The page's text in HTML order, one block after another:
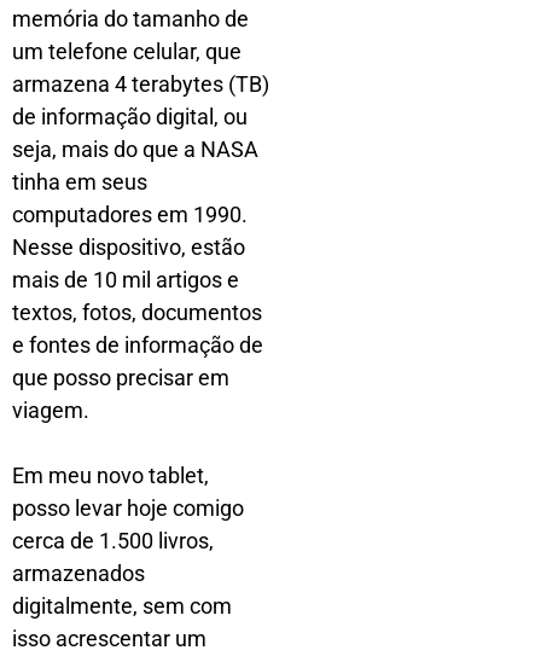
memória do tamanho de
um telefone celular, que
armazena 4 terabytes (TB)
de informação digital, ou
seja, mais do que a NASA
tinha em seus
computadores em 1990.
Nesse dispositivo, estão
mais de 10 mil artigos e
textos, fotos, documentos
e fontes de informação de
que posso precisar em
viagem.
Em meu novo tablet,
posso levar hoje comigo
cerca de 1.500 livros,
armazenados
digitalmente, sem com
isso acrescentar um